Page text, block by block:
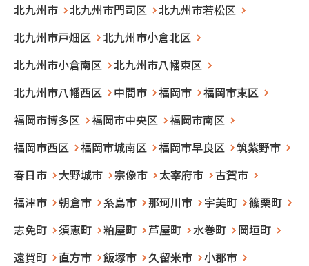
北九州市 北九州市門司区
北九州市若松区
北九州市戸畑区
北九州市小倉北区
北九州市小倉南区
北九州市八幡東区
北九州市八幡西区
中間市 福岡市
福岡市東区
福岡市博多区
福岡市中央区
福岡市南区
福岡市西区
福岡市城南区 福岡市早良区
筑紫野市
春日市
大野城市 宗像市 太宰府市
古賀市
福津市
朝倉市 糸島市 那珂川市 宇美町
篠栗町
志免町
須恵町 粕屋町 芦屋町 水巻町
岡垣町
遠賀町
直方市 飯塚市 久留米市 小郡市